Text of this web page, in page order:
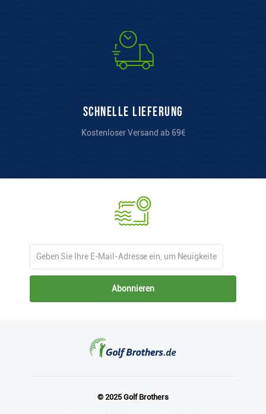
Schnelle Lieferung
Kostenloser Versand ab 69€
Abonnieren
© 2025 Golf Brothers